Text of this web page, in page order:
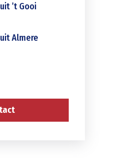
’t Gooi
Almere